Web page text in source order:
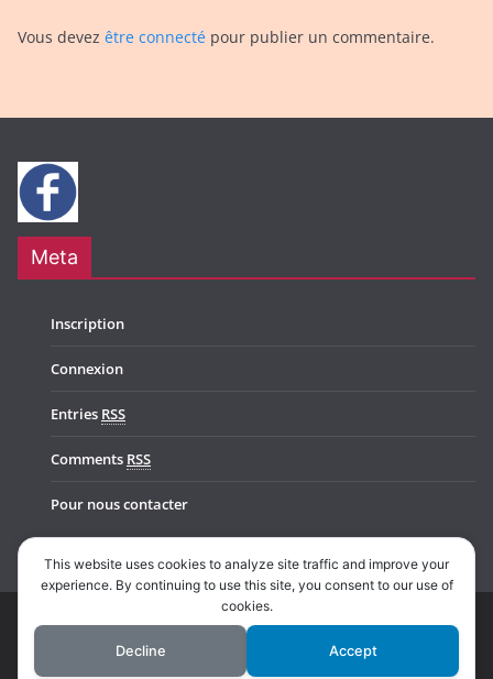
Vous devez être connecté pour publier un commentaire.
Meta
Inscription
Connexion
Entries RSS
Comments RSS
Pour nous contacter
Copyright © 2026Music In Belgium. All rights reserved.
ColorMag Pro by ThemeGrill. Powered by
This website uses cookies to analyze site traffic and improve your
experience. By continuing to use this site, you consent to our use of
cookies.
Decline Accept